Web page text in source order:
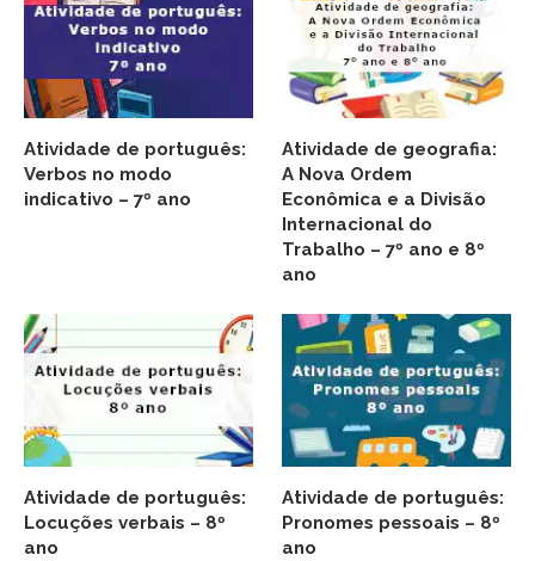
Atividade de português:
Verbos no modo
indicativo – 7º ano
Atividade de geografia:
A Nova Ordem
Econômica e a Divisão
Internacional do
Trabalho – 7º ano e 8º
ano
Atividade de português:
Locuções verbais – 8º
ano
Atividade de português:
Pronomes pessoais – 8º
ano